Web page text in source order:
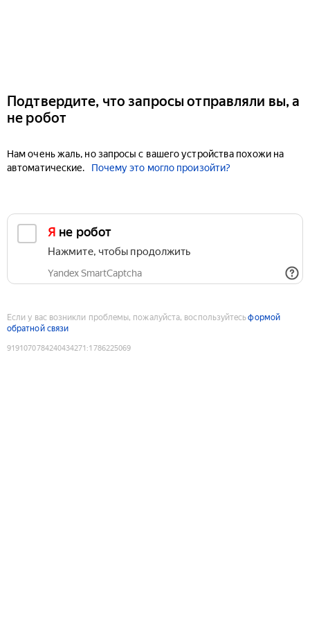
Подтвердите, что запросы отправляли вы, а
не робот
Нам очень жаль, но запросы с вашего устройства похожи на
автоматические.
Почему это могло произойти?
Я не робот
Нажмите, чтобы продолжить
Yandex SmartCaptcha
Если у вас возникли проблемы, пожалуйста, воспользуйтесьформой
обратной связи
9191070784240434271 :1786225069